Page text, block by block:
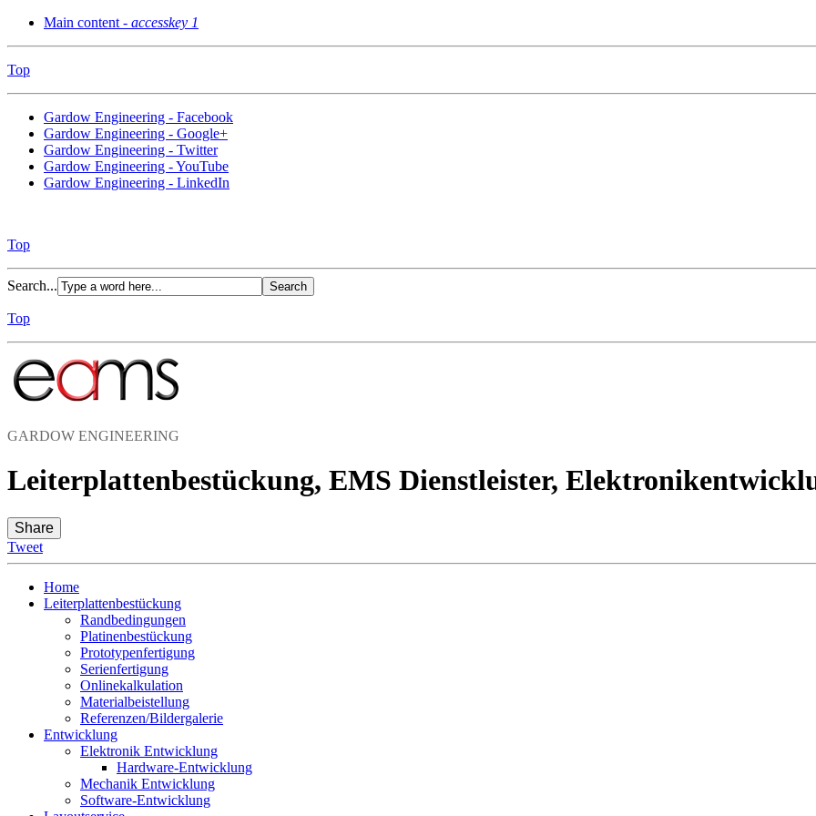
Main content - accesskey 1
Top
Gardow Engineering - Facebook
Gardow Engineering - Google+
Gardow Engineering - Twitter
Gardow Engineering - YouTube
Gardow Engineering - LinkedIn
Top
Search...
Top
GARDOW ENGINEERING
Leiterplattenbestückung, EMS Dienstleister,
Share
Tweet
Home
Leiterplattenbestückung
Randbedingungen
Platinenbestückung
Prototypenfertigung
Serienfertigung
Onlinekalkulation
Materialbeistellung
Referenzen/Bildergalerie
Entwicklung
Elektronik Entwicklung
Hardware-Entwicklung
Mechanik Entwicklung
Software-Entwicklung